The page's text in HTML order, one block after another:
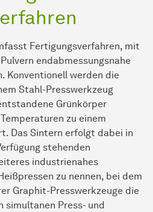
Fertigungsverfahren, mit
endabmessungsnahe
Konventionell werden die
Stahl-Presswerkzeug
Grünkörper
zu einem
Das Sintern erfolgt dabei in
stehenden
industrienahes
zu nennen, bei dem
Graphit-Presswerkzeuge die
simultanen Press- und